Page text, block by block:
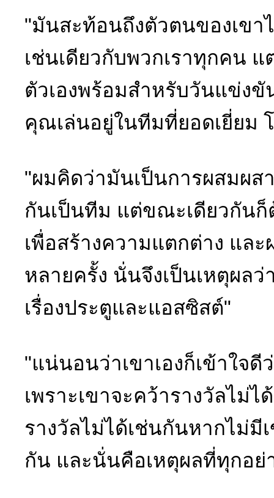
"มันสะท้อนถึงตัวตนของเขา
เช่นเดียวกับพวกเราทุกคน แ
ตัวเองพร้อมสำหรับวันแข่ง
คุณเล่นอยู่ในทีมที่ยอดเยี่ยม
"ผมคิดว่ามันเป็นการผสมผส
กันเป็นทีม แต่ขณะเดียวกัน
เพื่อสร้างความแตกต่าง แล
หลายครั้ง นั่นจึงเป็นเหตุผล
เรื่องประตูและแอสซิสต์"
"แน่นอนว่าเขาเองก็เข้าใจ
เพราะเขาจะคว้ารางวัลไม่
รางวัลไม่ได้เช่นกันหากไม่มี
กัน และนั่นคือเหตุผลที่ทุกอย่